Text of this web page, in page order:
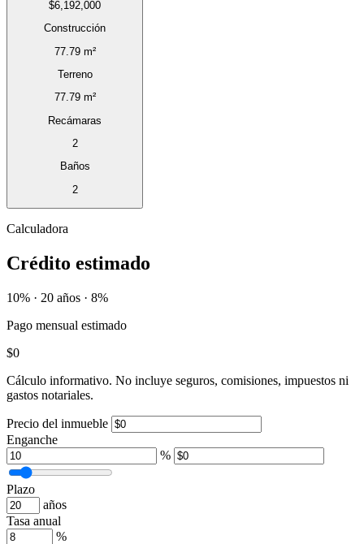
$6,192,000
Construcción
77.79 m²
Terreno
77.79 m²
Recámaras
2
Baños
2
Calculadora
Crédito estimado
10% · 20 años · 8%
Pago mensual estimado
$0
Cálculo informativo. No incluye seguros, comisiones, impuestos ni
gastos notariales.
Precio del inmueble
Enganche
%
Plazo
años
Tasa anual
%